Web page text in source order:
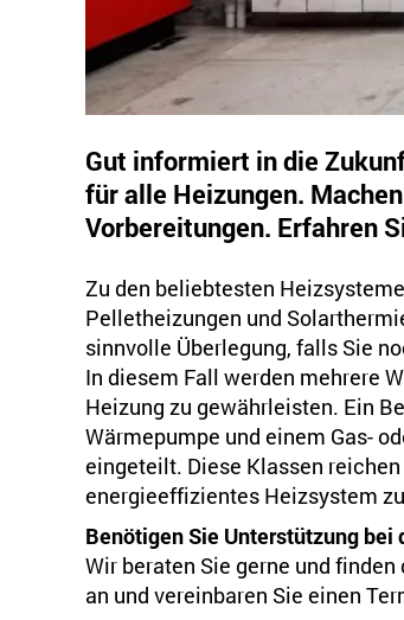
Gut informiert in die
für alle Heizungen.
Vorbereitungen. Erfahren
Zu den beliebtesten
Pelletheizungen und
sinnvolle Überlegung, falls Sie
In diesem Fall werden mehrere
Heizung zu gewährleisten. Ein
Wärmepumpe und einem Gas-
eingeteilt. Diese Klassen
energieeffizientes Heizsystem
Benötigen Sie Unterstützung
Wir beraten Sie gerne und
an und vereinbaren Sie einen